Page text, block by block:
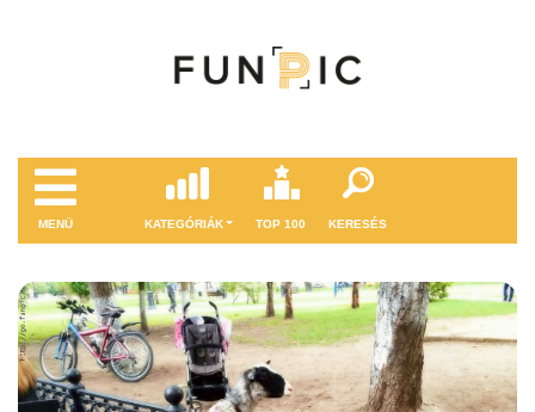
MENÜ KATEGÓRIÁK TOP 100 KERESÉS